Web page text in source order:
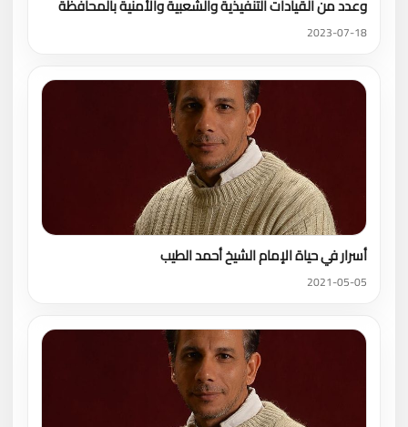
وعدد من القيادات التنفيذية والشعبية والأمنية بالمحافظة
2023-07-18
أسرار في حياة الإمام الشيخ أحمد الطيب
2021-05-05